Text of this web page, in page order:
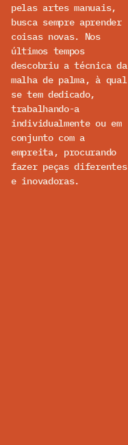
pelas artes manuais,
busca sempre aprender
coisas novas. Nos
últimos tempos
descobriu a técnica da
malha de palma, à qual
se tem dedicado,
trabalhando-a
individualmente ou em
conjunto com a
empreita, procurando
fazer peças diferentes
e inovadoras.